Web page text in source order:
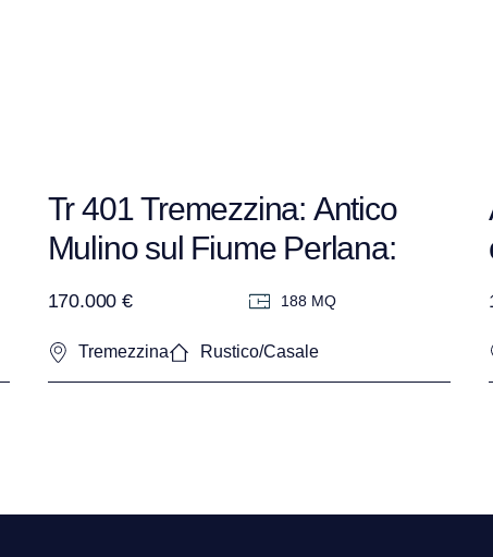
Tr 401 Tremezzina: Antico
Mulino sul Fiume Perlana:
Un’oasi privata da riportare in
170.000 € 188 MQ
Tremezzina Rustico/Casale